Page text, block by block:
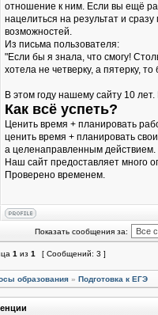
отношение к ним. Если вы ещё
нацелиться на результат и
возможностей.
Из письма пользователя:
"Если бы я знала, что смогу!
хотела не четверку, а пятерку,
В этом году нашему сайту 10
Как всё успеть?
Ценить время + планировать
ценить время + планировать
а целенаправленным действием.
Наш сайт предоставляет много
Проверено временем.
Показать сообщения за:
1 из 1 [ Сообщений: 3 ]
образования » Подготовка к ЕГЭ